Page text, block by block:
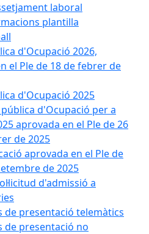
laboral
plantilla
d'Ocupació 2026,
el Ple de 18 de febrer de
d'Ocupació 2025
d'Ocupació per a
aprovada en el Ple de 26
de 2025
aprovada en el Ple de
de 2025
d'admissió a
de presentació telemàtics
de presentació no